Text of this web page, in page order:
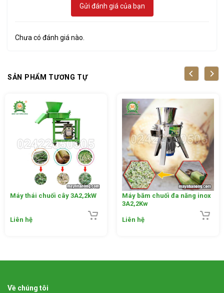
mà không cần chẻ nhỏ và băm phần thân cứng của cỏ
phẩm được băm thành từ đoạn nhỏ, với kích thước
băm cỏ đạt 4 – 5 tấn/giờ đã trở thành là trợ thủ đắc lực
nghiệp làm phân hữu cơ, làm thức ăn thô xanh cho
Gửi đánh giá của bạn
Chưa có đánh giá nào.
SẢN PHẨM TƯƠNG TỰ
Máy thái chuối cây 3A2,2kW
Liên hệ
Máy băm chuối đa năng inox
3A2,2Kw
Liên hệ
Về chúng tôi